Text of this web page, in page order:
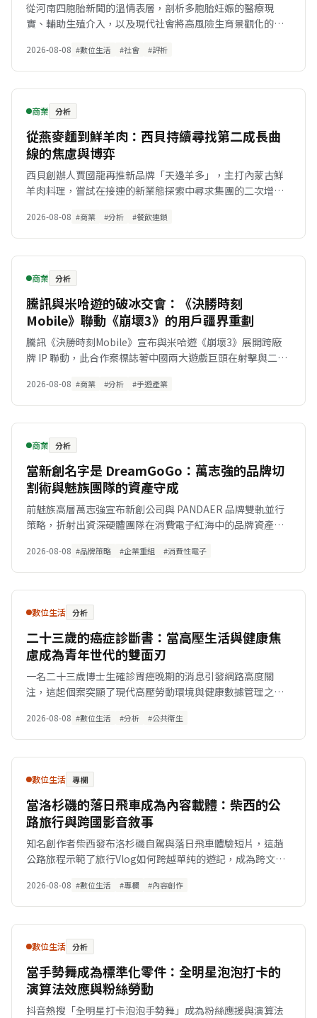
從河南四胞胎新聞的溫情表層，剖析多胞胎妊娠的醫療現
實、輔助生殖介入，以及現代社會將高風險生育景觀化的深
2026-08-08 #數位生活 #社會 #評析
商業 分析
從燕麥麵到鮮羊肉：西貝持續尋找第二成長曲
線的焦慮與博弈
西貝創辦人賈國龍再推新品牌「天邊羊多」，主打內蒙古鮮
羊肉料理，嘗試在接連的新業態探索中尋求集團的二次增長
2026-08-08 #商業 #分析 #餐飲連鎖
商業 分析
騰訊與米哈遊的破冰交會：《決勝時刻
Mobile》聯動《崩壞3》的用戶疆界重劃
騰訊《決勝時刻Mobile》宣布與米哈遊《崩壞3》展開跨廠
牌 IP 聯動，此合作案標誌著中國兩大遊戲巨頭在射擊與二次
2026-08-08 #商業 #分析 #手遊產業
商業 分析
當新創名字是 DreamGoGo：萬志強的品牌切
割術與魅族團隊的資產守成
前魅族高層萬志強宣布新創公司與 PANDAER 品牌雙軌並行
策略，折射出資深硬體團隊在消費電子紅海中的品牌資產守
2026-08-08 #品牌策略 #企業重組 #消費性電子
數位生活 分析
二十三歲的癌症診斷書：當高壓生活與健康焦
慮成為青年世代的雙面刃
一名二十三歲博士生確診胃癌晚期的消息引發網路高度關
注，這起個案突顯了現代高壓勞動環境與健康數據管理之間
2026-08-08 #數位生活 #分析 #公共衛生
數位生活 專欄
當洛杉磯的落日飛車成為內容載體：柴西的公
路旅行與跨國影音敘事
知名創作者柴西發布洛杉磯自駕與落日飛車體驗短片，這趟
公路旅程示範了旅行Vlog如何跨越單純的遊記，成為跨文化
2026-08-08 #數位生活 #專欄 #內容創作
數位生活 分析
當手勢舞成為標準化零件：全明星泡泡打卡的
演算法效應與粉絲勞動
抖音熱搜「全明星打卡泡泡手勢舞」成為粉絲應援與演算法